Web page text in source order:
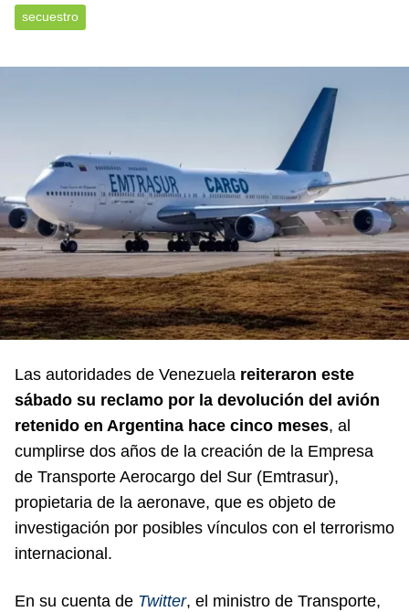
secuestro
Las autoridades de Venezuela reiteraron este
sábado su reclamo por la devolución del avión
retenido en Argentina hace cinco meses, al
cumplirse dos años de la creación de la Empresa
de Transporte Aerocargo del Sur (Emtrasur),
propietaria de la aeronave, que es objeto de
investigación por posibles vínculos con el terrorismo
internacional.
En su cuenta de Twitter, el ministro de Transporte,